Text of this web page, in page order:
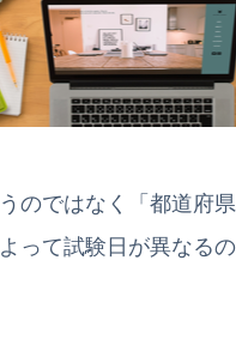
のではなく「都道府
って試験日が異なるの